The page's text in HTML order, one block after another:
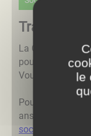
Transport à
La COVATI a
pour le service
Vous pouvez le
Pour toutes
ans et plus
sociales
de la
le